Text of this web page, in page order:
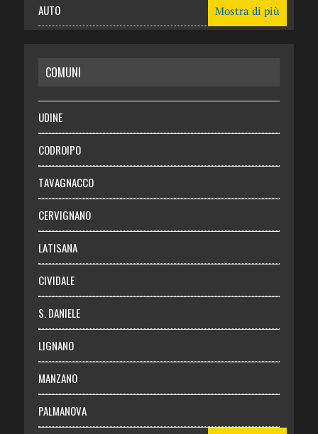
AUTO
RISPARMIO
SALUTE
Necrologie
Chi siamo
Abbonati
Login
Mostra di più
COMUNI
UDINE
CODROIPO
TAVAGNACCO
CERVIGNANO
LATISANA
CIVIDALE
S. DANIELE
LIGNANO
MANZANO
PALMANOVA